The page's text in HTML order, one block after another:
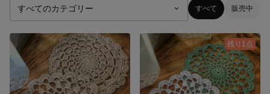
すべて 販売中
残り1点